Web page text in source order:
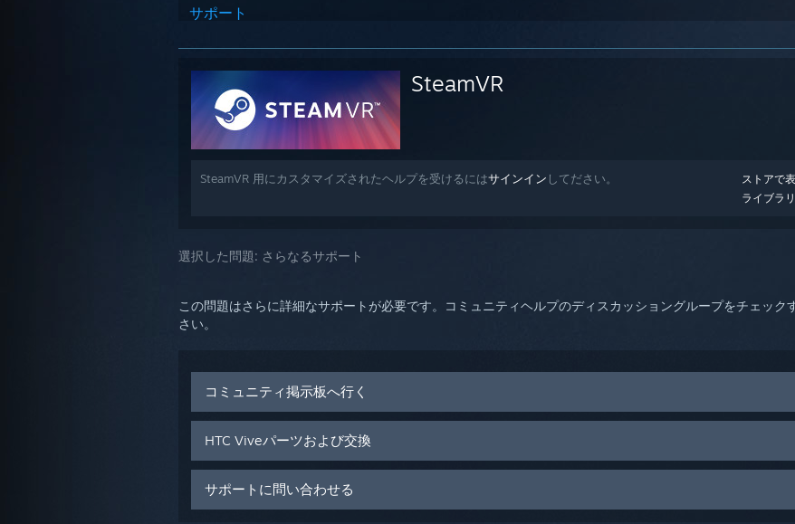
サポート
SteamVR
ストアで
ライブラ
SteamVR 用にカスタマイズされたヘルプを受けるにはサインイン してださい。
選択した問題: さらなるサポート
この問題はさらに詳細なサポートが必要です。コミュニティヘルプのディスカッショングループをチェッ
さい。
コミュニティ掲示板へ行く
HTC Viveパーツおよび交換
サポートに問い合わせる